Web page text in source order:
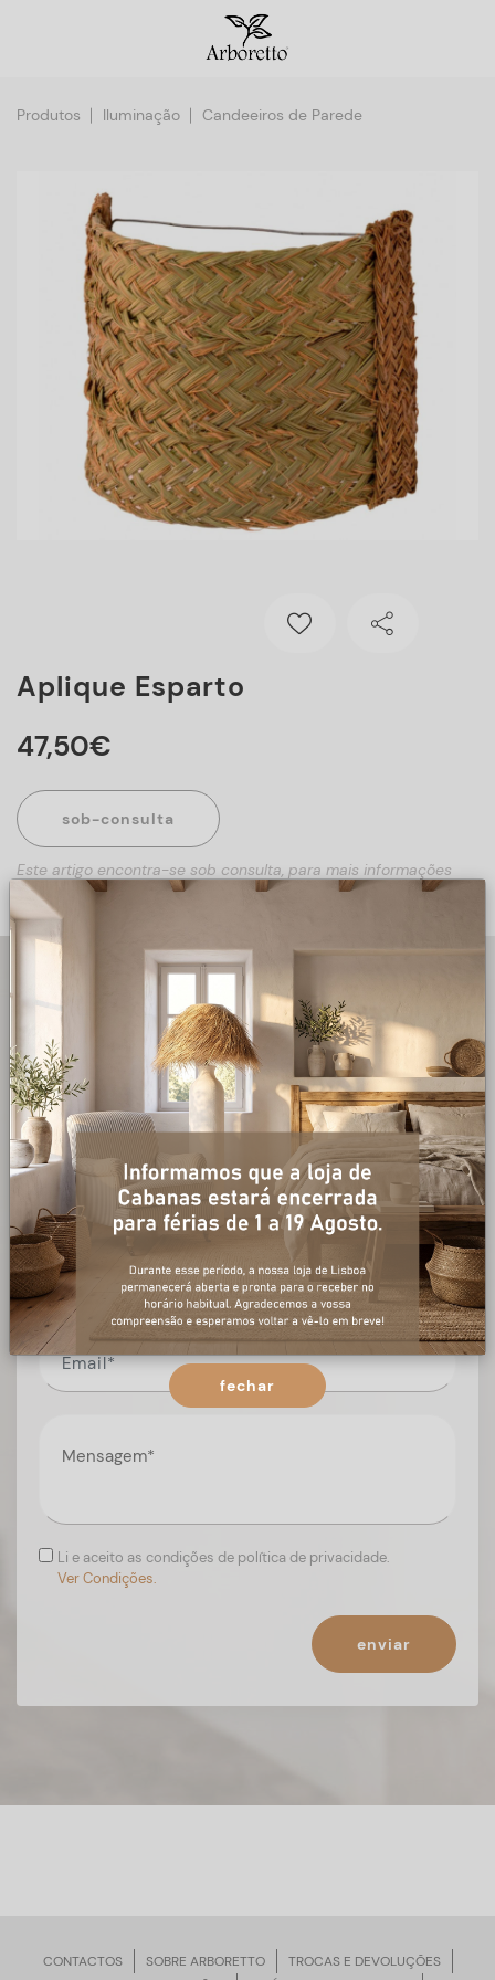
Produtos Iluminação Candeeiros de Parede
Aplique Esparto
47,50€
sob-consulta
Este artigo encontra-se sob consulta, para mais informações
sobre o artigo, preencha o formulário abaixo.
+ informações
Preencha o formulário, e num curto espaço de tempo,
temos respostas para todas as suas questões.
Li e aceito as condições de política de privacidade.
Ver Condições.
enviar
CONTACTOS SOBRE ARBORETTO
TROCAS E DEVOLUÇÕES
fechar